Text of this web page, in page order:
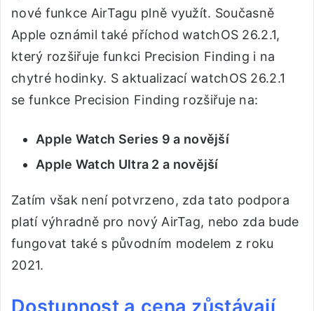
nové funkce AirTagu plně využít. Současně
Apple oznámil také příchod watchOS 26.2.1,
který rozšiřuje funkci Precision Finding i na
chytré hodinky. S aktualizací watchOS 26.2.1
se funkce Precision Finding rozšiřuje na:
Apple Watch Series 9 a novější
Apple Watch Ultra 2 a novější
Zatím však není potvrzeno, zda tato podpora
platí výhradně pro nový AirTag, nebo zda bude
fungovat také s původním modelem z roku
2021.